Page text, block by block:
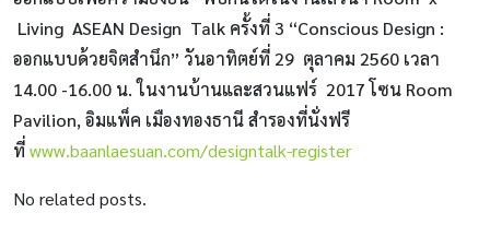
Living ASEAN Design Talk ครั้งที่ 3 “Conscious Design :
ออกแบบด้วยจิตสำนึก” วันอาทิตย์ที่ 29 ตุลาคม 2560 เวลา
14.00 -16.00 น. ในงานบ้านและสวนแฟร์ 2017 โซน Room
Pavilion, อิมแพ็ค เมืองทองธานี สำรองที่นั่งฟรี
ที่www.baanlaesuan.com/designtalk-register
No related posts.